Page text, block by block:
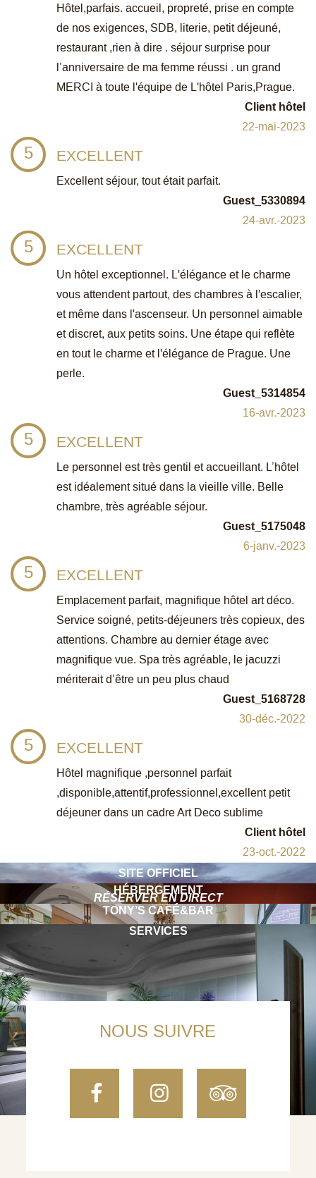
Hôtel,parfais. accueil, propreté, prise en compte
de nos exigences, SDB, literie, petit déjeuné,
restaurant ,rien à dire . séjour surprise pour
l’anniversaire de ma femme réussi . un grand
MERCI à toute l'équipe de L'hôtel Paris,Prague.
Client hôtel
22-mai-2023
5 EXCELLENT
Excellent séjour, tout était parfait.
Guest_5330894
24-avr.-2023
5 EXCELLENT
Un hôtel exceptionnel. L'élégance et le charme
vous attendent partout, des chambres à l'escalier,
et même dans l'ascenseur. Un personnel aimable
et discret, aux petits soins. Une étape qui reflète
en tout le charme et l'élégance de Prague. Une
perle.
Guest_5314854
16-avr.-2023
5 EXCELLENT
Le personnel est très gentil et accueillant. L’hôtel
est idéalement situé dans la vieille ville. Belle
chambre, très agréable séjour.
Guest_5175048
6-janv.-2023
5 EXCELLENT
Emplacement parfait, magnifique hôtel art déco.
Service soigné, petits-déjeuners très copieux, des
attentions. Chambre au dernier étage avec
magnifique vue. Spa très agréable, le jacuzzi
mériterait d’être un peu plus chaud
Guest_5168728
30-déc.-2022
5 EXCELLENT
Hôtel magnifique ,personnel parfait
,disponible,attentif,professionnel,excellent petit
déjeuner dans un cadre Art Deco sublime
Client hôtel
23-oct.-2022
SITE OFFICIEL
RÉSERVER EN DIRECT
HÉBERGEMENT
TONY’S CAFÉ&BAR
SERVICES
NOUS SUIVRE
FacebookInstagram